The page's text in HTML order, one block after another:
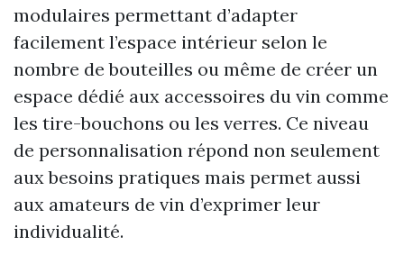
modulaires permettant d’adapter
facilement l’espace intérieur selon le
nombre de bouteilles ou même de créer un
espace dédié aux accessoires du vin comme
les tire-bouchons ou les verres. Ce niveau
de personnalisation répond non seulement
aux besoins pratiques mais permet aussi
aux amateurs de vin d’exprimer leur
individualité.